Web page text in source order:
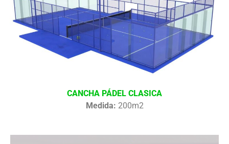
CANCHA PÁDEL CLASICA
Medida: 200m2